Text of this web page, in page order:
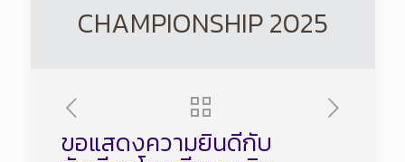
CHAMPIONSHIP 2025
ขอแสดงความยินดีกับ